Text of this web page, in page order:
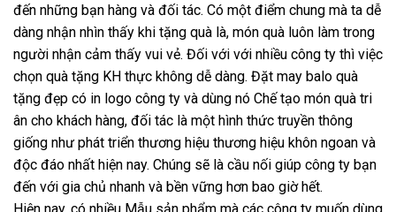
đến những bạn hàng và đối tác. Có một điểm chung mà ta dễ
dàng nhận nhìn thấy khi tặng quà là, món quà luôn làm trong
người nhận cảm thấy vui vẻ. Đối với với nhiều công ty thì việc
chọn quà tặng KH thực không dễ dàng. Đặt may balo quà
tặng đẹp có in logo công ty và dùng nó Chế tạo món quà tri
ân cho khách hàng, đối tác là một hình thức truyền thông
giống như phát triển thương hiệu thương hiệu khôn ngoan và
độc đáo nhất hiện nay. Chúng sẽ là cầu nối giúp công ty bạn
đến với gia chủ nhanh và bền vững hơn bao giờ hết.